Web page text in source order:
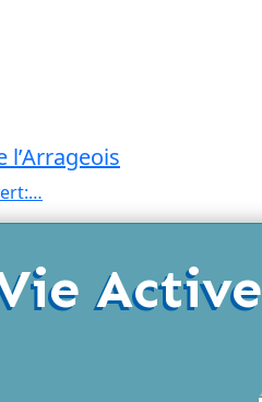
l’Arrageois
Active